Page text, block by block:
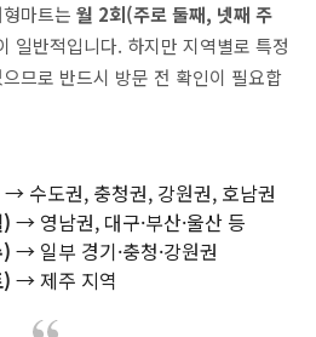
마트는 월 2회(주로 둘째, 넷째 주
일반적입니다. 하지만 지역별로 특정
므로 반드시 방문 전 확인이 필요합
→ 수도권, 충청권, 강원권, 호남권
→ 영남권, 대구·부산·울산 등
→ 일부 경기·충청·강원권
→ 제주 지역